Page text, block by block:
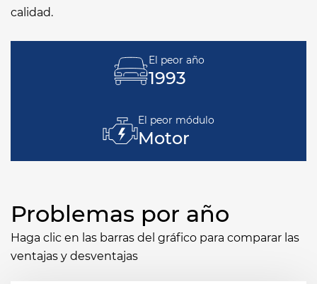
calidad.
El peor año
1993
El peor módulo
Motor
Problemas por año
Haga clic en las barras del gráfico para comparar las
ventajas y desventajas